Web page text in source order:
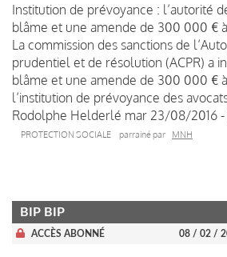
Institution de prévoyance : l’autorité
blâme et une amende de 300 000 € à
La commission des sanctions de
prudentiel et de résolution (ACPR) a
blâme et une amende de 300 000 € à
l’institution de prévoyance des
Rodolphe Helderlé mar 23/08/2016 -
PROTECTION SOCIALE parrainé par MNH
BIP BIP
ACCÈS ABONNÉ 08 / 02 /